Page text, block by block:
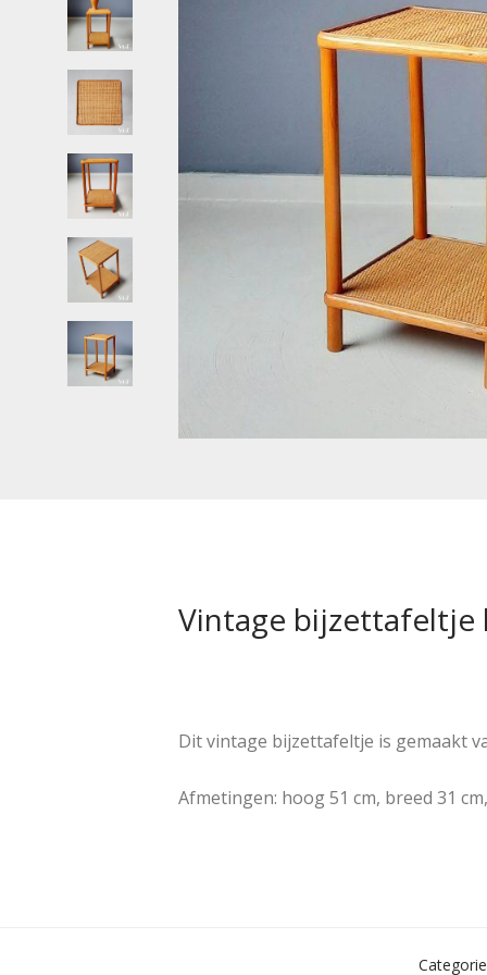
Vintage bijzettafeltje
Dit vintage bijzettafeltje is gemaakt
Afmetingen: hoog 51 cm, breed 31